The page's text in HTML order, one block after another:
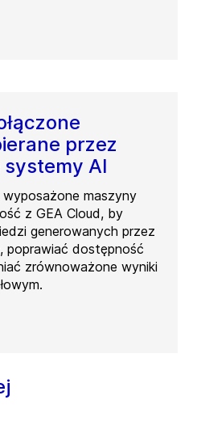
przez
systemy AI
maszyny
z GEA Cloud, by
generowanych przez
poprawiać dostępność
zrównoważone wyniki